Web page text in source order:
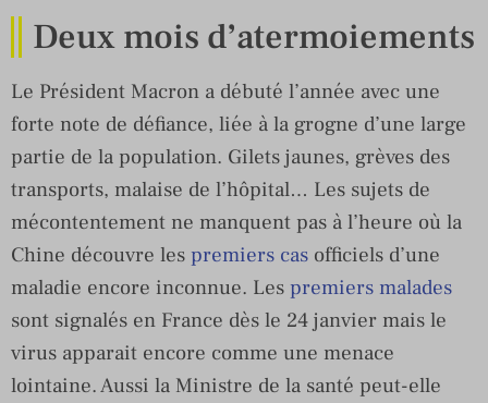
Deux mois d’atermoiements
Le Président Macron a débuté l’année avec une
forte note de défiance, liée à la grogne d’une large
partie de la population. Gilets jaunes, grèves des
transports, malaise de l’hôpital… Les sujets de
mécontentement ne manquent pas à l’heure où la
Chine découvre les premiers cas officiels d’une
maladie encore inconnue. Les premiers malades
sont signalés en France dès le 24 janvier mais le
virus apparait encore comme une menace
lointaine. Aussi la Ministre de la santé peut-elle